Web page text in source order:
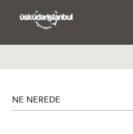
NE NEREDE